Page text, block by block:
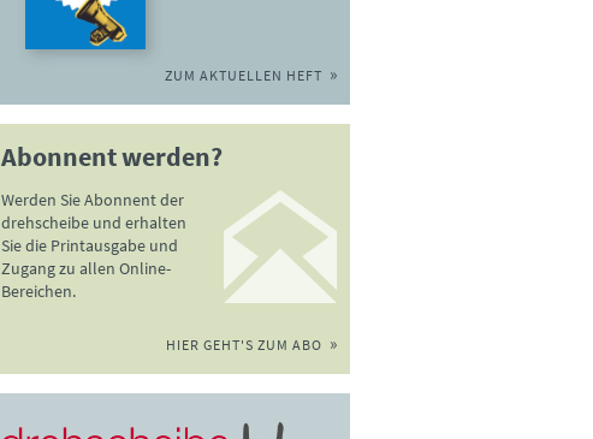
ZUM AKTUELLEN HEFT
Abonnent werden?
Werden Sie Abonnent der
drehscheibe und erhalten
Sie die Printausgabe und
Zugang zu allen Online-
Bereichen.
HIER GEHT'S ZUM ABO